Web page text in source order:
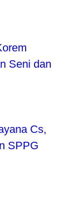
Seni dan
Cs,
SPPG